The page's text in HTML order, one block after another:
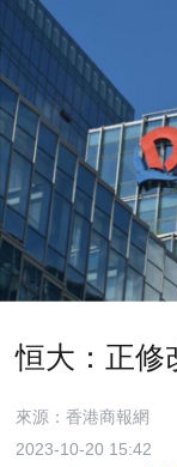
恒大：正修
來源：香港商報網
2023-10-20 15:42